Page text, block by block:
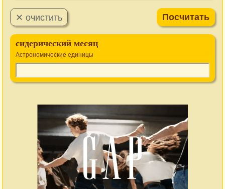
сидерический месяц
Астрономические единицы